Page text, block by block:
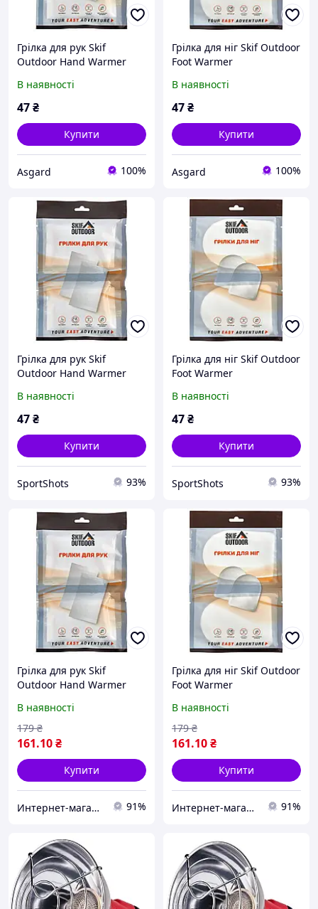
Грілка для рук Skif
Outdoor Hand Warmer
В наявності
47₴
Купити
Asgard 100%
Грілка для ніг Skif Outdoor
Foot Warmer
В наявності
47₴
Купити
Asgard 100%
Грілка для рук Skif
Outdoor Hand Warmer
В наявності
47₴
Купити
SportShots 93%
Грілка для ніг Skif Outdoor
Foot Warmer
В наявності
47₴
Купити
SportShots 93%
Грілка для рук Skif
Outdoor Hand Warmer
В наявності
161.10₴
179 ₴
Купити
Интернет-магазин Восторг Онлайн - товары для различных людей! 91%
Грілка для ніг Skif Outdoor
Foot Warmer
В наявності
161.10₴
179 ₴
Купити
Интернет-магазин Восторг Онлайн - товары для различных людей! 91%